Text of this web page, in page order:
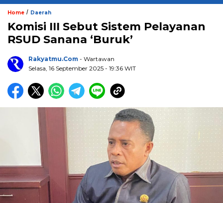
Home / Daerah
Komisi III Sebut Sistem Pelayanan
RSUD Sanana ‘Buruk’
Rakyatmu.com - Wartawan
Selasa, 16 September 2025 - 19:36 WIT